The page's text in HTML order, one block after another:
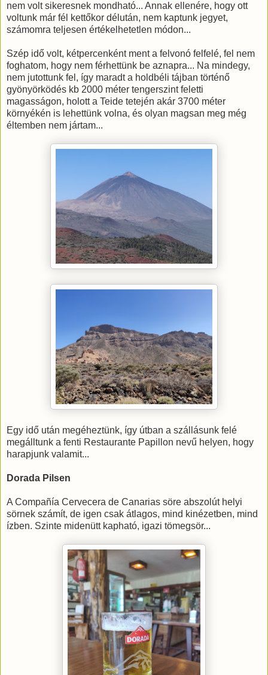
nem volt sikeresnek mondható... Annak ellenére, hogy ott
voltunk már fél kettőkor délután, nem kaptunk jegyet,
számomra teljesen értékelhetetlen módon...
Szép idő volt, kétpercenként ment a felvonó felfelé, fel nem
foghatom, hogy nem férhettünk be aznapra... Na mindegy,
nem jutottunk fel, így maradt a holdbéli tájban történő
gyönyörködés kb 2000 méter tengerszint feletti
magasságon, holott a Teide tetején akár 3700 méter
környékén is lehettünk volna, és olyan magsan meg még
éltemben nem jártam...
Egy idő után megéheztünk, így útban a szállásunk felé
megálltunk a fenti Restaurante Papillon nevű helyen, hogy
harapjunk valamit...
Dorada Pilsen
A Compañía Cervecera de Canarias söre abszolút helyi
sörnek számít, de igen csak átlagos, mind kinézetben, mind
ízben. Szinte midenütt kapható, igazi tömegsör...